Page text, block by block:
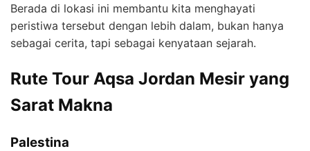
Berada di lokasi ini membantu kita menghayati
peristiwa tersebut dengan lebih dalam, bukan hanya
sebagai cerita, tapi sebagai kenyataan sejarah.
Rute Tour Aqsa Jordan Mesir yang
Sarat Makna
Palestina